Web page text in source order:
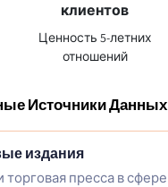
клиентов
Ценность 5-летних
отношений
Источники Данных
издания
пресса в сфере